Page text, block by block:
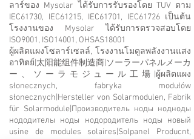
ลาร์ของ Mysolar ได้รับการรับรองโดย TUV ตาม
IEC61730, IEC61215, IEC61701, IEC61726 เป็นต้น
โรงงานของ Mysolar ได้รับการตรวจสอบโดย
ISO9001, ISO14001, OHSAS18001
ผู้ผลิตแผงโซลาร์เซลล์, โรงงานโมดูลพลังงานแสง
อาทิตย์|太阳能组件制造商|ソーラーパネルメーカ
ー、ソーラモジュール工場|ผู้ผลิตแผง
słonecznych, fabryka modułów
słonecznych|Hersteller von Solarmodulen, Fabrik
für Solarmodule|Производитель ноды нодноды
нододителы ноды нодородитель ноды новый
usine de modules solaires|Solpanel Producnt,